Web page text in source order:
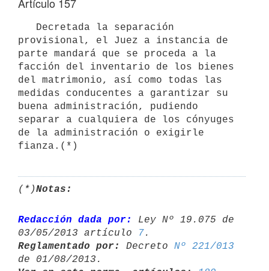
provisional, el Juez a instancia de
parte mandará que se proceda a la
facción del inventario de los bienes
del matrimonio, así como todas las
medidas conducentes a garantizar su
buena administración, pudiendo
separar a cualquiera de los cónyuges
de la administración o exigirle
(*)Notas:
Redacción dada por:
Ley Nº 19.075 de
03/05/2013 artículo
7
Reglamentado por:
Decreto Nº 221/013